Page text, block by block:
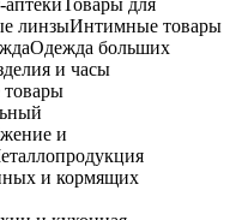
Товары для
линзыИнтимные товары
Одежда больших
и часы
товары
и
и кормящих